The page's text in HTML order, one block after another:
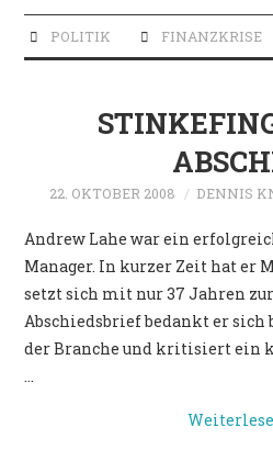
POLITIK FINANZKRISE
22. OKTOBER 2008 DENNIS
Andrew Lahe war ein
Manager. In kurzer Zeit hat er
setzt sich mit nur 37 Jahren
Abschiedsbrief bedankt er sich
der Branche und kritisiert ein
…